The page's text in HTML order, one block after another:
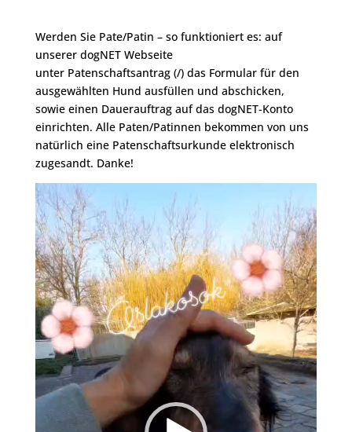
Werden Sie Pate/Patin – so funktioniert es: auf
unserer dogNET Webseite
unter Patenschaftsantrag (/) das Formular für den
ausgewählten Hund ausfüllen und abschicken,
sowie einen Dauerauftrag auf das dogNET-Konto
einrichten. Alle Paten/Patinnen bekommen von uns
natürlich eine Patenschaftsurkunde elektronisch
zugesandt. Danke!
Video-
Player